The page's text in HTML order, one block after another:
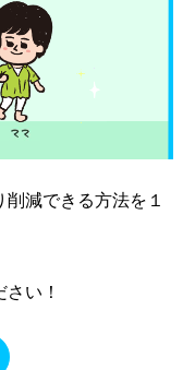
減できる方法を１
い！